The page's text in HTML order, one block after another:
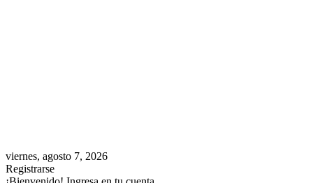
viernes, agosto 7, 2026
Registrarse